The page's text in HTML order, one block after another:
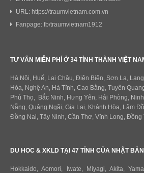
URL: https://traumvietnam.com.vn
Fanpage: fb/traumvietnam1912
TƯ VẤN MIỄN PHÍ Ở 34 TỈNH THÀNH VIỆT
Hà Nội, Huế, Lai Châu, Điện Biên, Sơn La,
Hóa, Nghệ An, Hà Tĩnh, Cao Bằng, Tuyên
Phú Thọ, Bắc Ninh, Hưng Yên, Hải Phòng,
Nẵng, Quảng Ngãi, Gia Lai, Khánh Hòa, Lâm
Đồng Nai, Tây Ninh, Cần Thơ, Vĩnh Long, Đồng
DU HOC & XKLD TẠI 47 TỈNH CỦA NHẬT BẢN
Hokkaido ,Aomori Iwate Miyagi ,Akita ,